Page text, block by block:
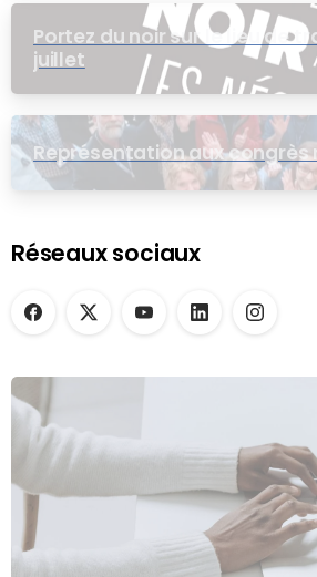
Portez du noir sur le lieu de
juillet
Représentation aux congrès
Réseaux sociaux